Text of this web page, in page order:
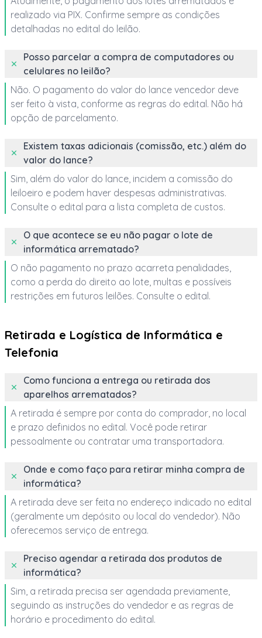
realizado via PIX. Confirme sempre as condições
detalhadas no edital do leilão.
Posso parcelar a compra de computadores ou
celulares no leilão?
Não. O pagamento do valor do lance vencedor deve
ser feito à vista, conforme as regras do edital. Não há
opção de parcelamento.
Existem taxas adicionais (comissão, etc.) além do
valor do lance?
Sim, além do valor do lance, incidem a comissão do
leiloeiro e podem haver despesas administrativas.
Consulte o edital para a lista completa de custos.
O que acontece se eu não pagar o lote de
informática arrematado?
O não pagamento no prazo acarreta penalidades,
como a perda do direito ao lote, multas e possíveis
restrições em futuros leilões. Consulte o edital.
Retirada e Logística de Informática e
Telefonia
Como funciona a entrega ou retirada dos
aparelhos arrematados?
A retirada é sempre por conta do comprador, no local
e prazo definidos no edital. Você pode retirar
pessoalmente ou contratar uma transportadora.
Onde e como faço para retirar minha compra de
informática?
A retirada deve ser feita no endereço indicado no edital
(geralmente um depósito ou local do vendedor). Não
oferecemos serviço de entrega.
Preciso agendar a retirada dos produtos de
informática?
Sim, a retirada precisa ser agendada previamente,
seguindo as instruções do vendedor e as regras de
horário e procedimento do edital.